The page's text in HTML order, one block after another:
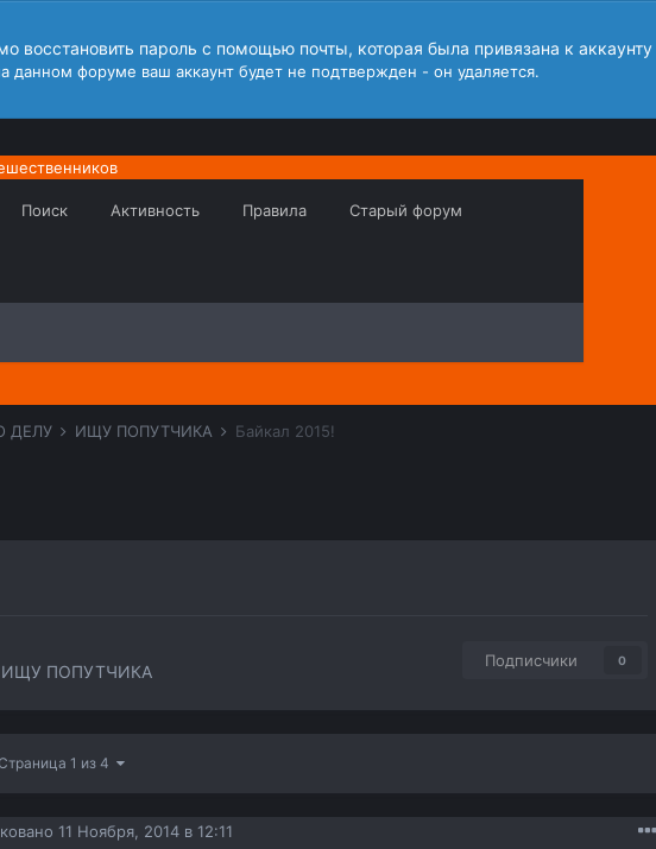
восстановить пароль с помощью почты, которая была привязана к
данном форуме ваш аккаунт будет не подтвержден - он удаляется.
Поиск Активность Правила Старый форум
ДЕЛУ ИЩУ ПОПУТЧИКА Байкал 2015!
ИЩУ ПОПУТЧИКА
Подписчики 0
1 из 4
11 Ноября, 2014 в 12:11